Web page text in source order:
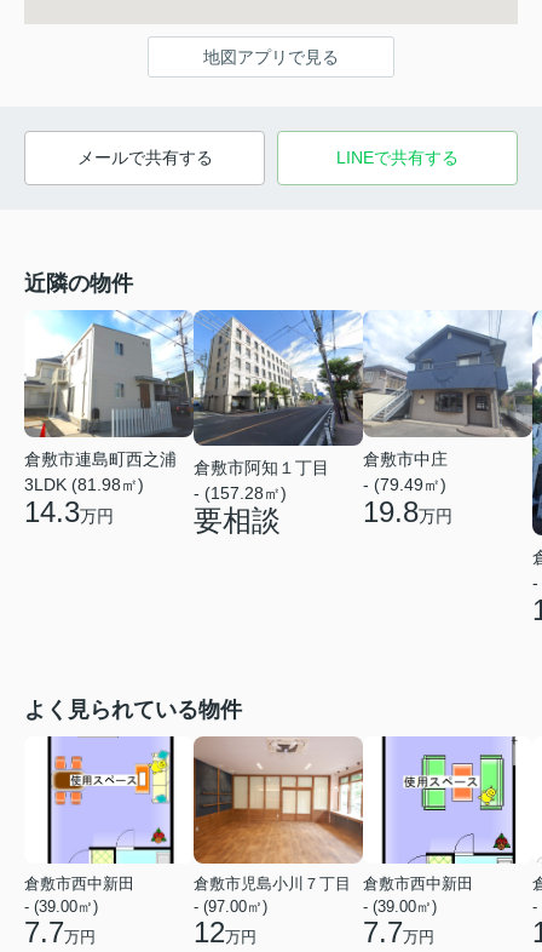
地図アプリで見る
メールで共有する LINEで共有する
近隣の物件
倉敷市連島町西之浦
3LDK (81.98㎡)
14.3万円
倉敷市阿知１丁目
- (157.28㎡)
要相談
倉敷市中庄
- (79.49㎡)
19.8万円
-
よく見られている物件
倉敷市西中新田
- (39.00㎡)
7.7万円
倉敷市児島小川７丁目
- (97.00㎡)
12万円
倉敷市西中新田
- (39.00㎡)
7.7万円
-